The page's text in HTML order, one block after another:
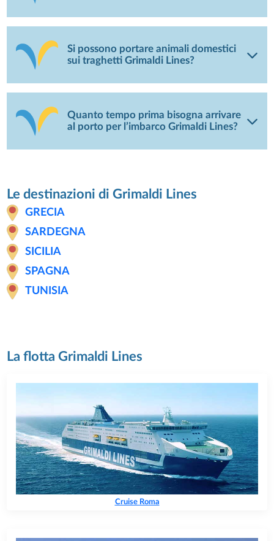
Si possono portare animali domestici
sui traghetti Grimaldi Lines?
Quanto tempo prima bisogna arrivare
al porto per l’imbarco Grimaldi Lines?
Le destinazioni di Grimaldi Lines
GRECIA
SARDEGNA
SICILIA
SPAGNA
TUNISIA
La flotta Grimaldi Lines
Cruise Roma